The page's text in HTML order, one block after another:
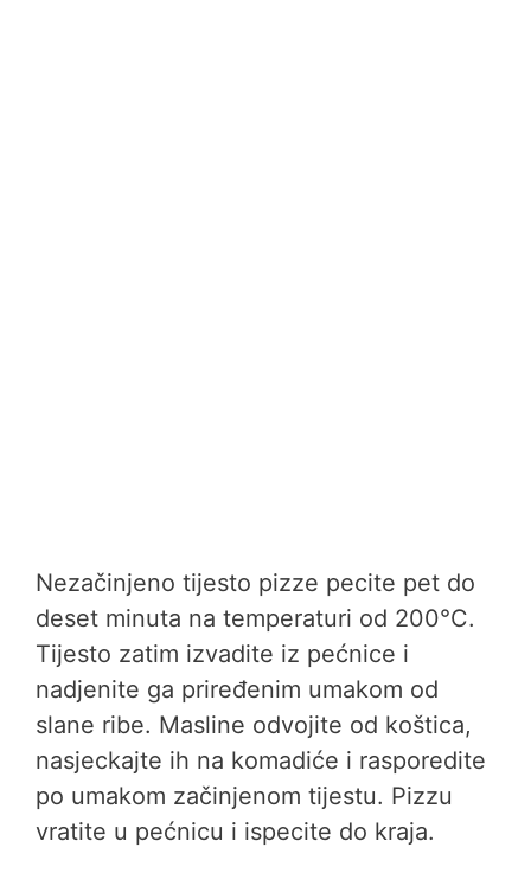
Nezačinjeno tijesto pizze pecite pet do
deset minuta na temperaturi od 200°C.
Tijesto zatim izvadite iz pećnice i
nadjenite ga priređenim umakom od
slane ribe. Masline odvojite od koštica,
nasjeckajte ih na komadiće i rasporedite
po umakom začinjenom tijestu. Pizzu
vratite u pećnicu i ispecite do kraja.